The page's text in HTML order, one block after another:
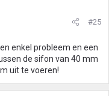
#25
enkel probleem en een
de sifon van 40 mm
uit te voeren!